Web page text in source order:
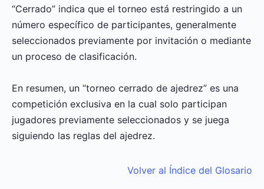
“Cerrado” indica que el torneo está restringido a un
número específico de participantes, generalmente
seleccionados previamente por invitación o mediante
un proceso de clasificación.
En resumen, un “torneo cerrado de ajedrez” es una
competición exclusiva en la cual solo participan
jugadores previamente seleccionados y se juega
siguiendo las reglas del ajedrez.
Volver al Índice del Glosario